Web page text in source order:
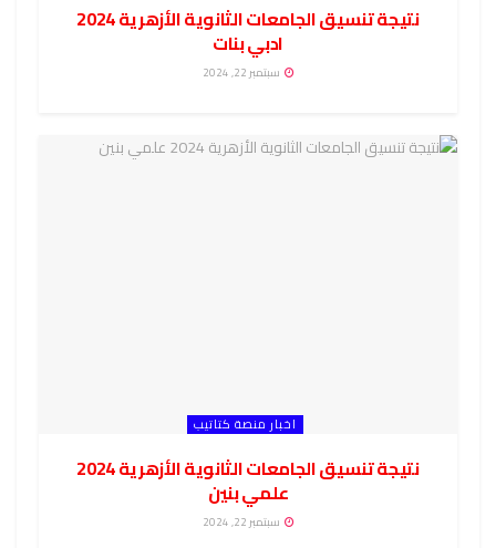
نتيجة تنسيق الجامعات الثانوية الأزهرية 2024
ادبي بنات
سبتمبر 22, 2024
اخبار منصة كتاتيب
نتيجة تنسيق الجامعات الثانوية الأزهرية 2024
علمي بنين
سبتمبر 22, 2024